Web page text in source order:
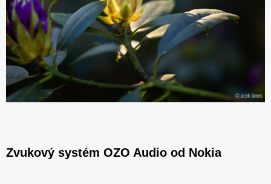
Zvukový systém OZO Audio od Nokia